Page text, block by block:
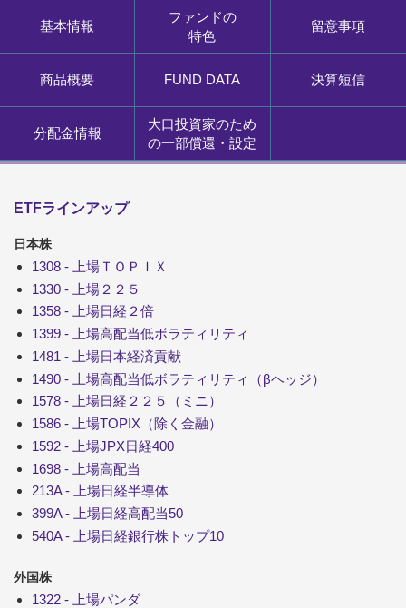
基本情報
ファンドの
特色
留意事項
商品概要 FUND DATA 決算短信
分配金情報
大口投資家のため
の一部償還・設定
ETFラインアップ
日本株
1308 - 上場ＴＯＰＩＸ
1330 - 上場２２５
1358 - 上場日経２倍
1399 - 上場高配当低ボラティリティ
1481 - 上場日本経済貢献
1490 - 上場高配当低ボラティリティ（βヘッジ）
1578 - 上場日経２２５（ミニ）
1586 - 上場TOPIX（除く金融）
1592 - 上場JPX日経400
1698 - 上場高配当
213A - 上場日経半導体
399A - 上場日経高配当50
540A - 上場日経銀行株トップ10
外国株
1322 - 上場パンダ